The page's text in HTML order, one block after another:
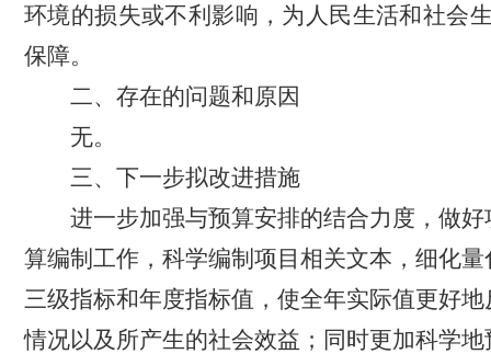
环境的损失或不利影响，为人民生活和社会
保障。
二、存在的问题和原因
无。
三、下一步拟改进措施
进一步加强与预算安排的结合力度，做好
算编制工作，科学编制项目相关文本，细化
三级指标和年度指标值，使全年实际值更好
情况以及所产生的社会效益；同时更加科学